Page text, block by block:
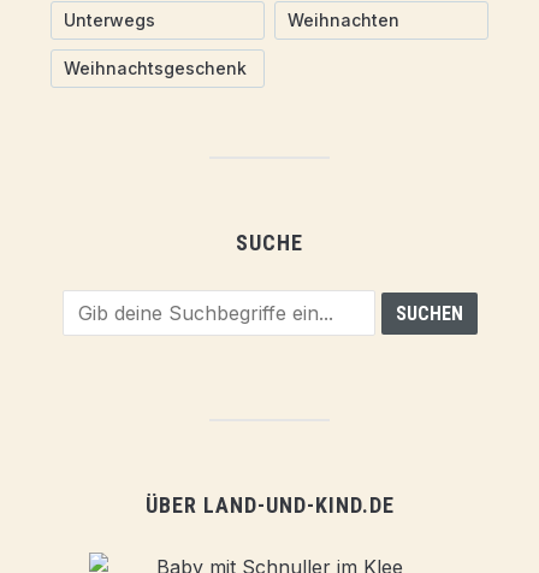
Unterwegs Weihnachten
Weihnachtsgeschenk
SUCHE
ÜBER LAND-UND-KIND.DE